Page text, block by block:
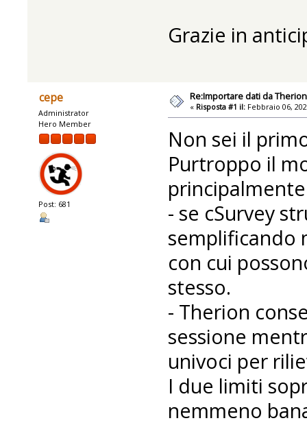
Grazie in
cepe
Administrator
Hero Member
Post: 681
Re:Importare dati da Therion
« Risposta #1 il: Febbraio 06,
Non sei il
Purtroppo il
- se cSurvey
semplificando
con cui
stesso.
- Therion
sessione
univoci per
I due limiti
nemmeno